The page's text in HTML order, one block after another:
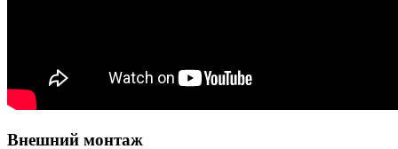
Внешний монтаж